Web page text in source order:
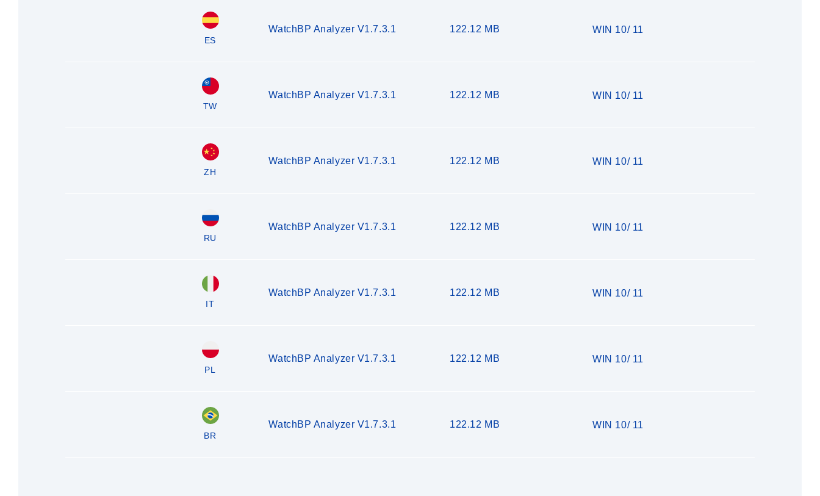
ES
WatchBP Analyzer V1.7.3.1 122.12 MB WIN 10/ 11
TW
WatchBP Analyzer V1.7.3.1 122.12 MB WIN 10/ 11
ZH
WatchBP Analyzer V1.7.3.1 122.12 MB WIN 10/ 11
RU
WatchBP Analyzer V1.7.3.1 122.12 MB WIN 10/ 11
IT
WatchBP Analyzer V1.7.3.1 122.12 MB WIN 10/ 11
PL
WatchBP Analyzer V1.7.3.1 122.12 MB WIN 10/ 11
BR
WatchBP Analyzer V1.7.3.1 122.12 MB WIN 10/ 11